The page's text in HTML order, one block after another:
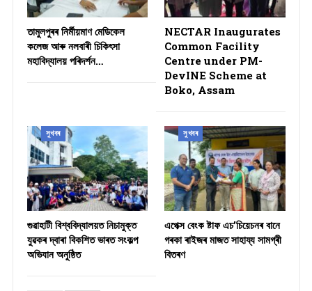
তামুলপুৰৰ নিৰ্মীয়মাণ মেডিকেল
কলেজ আৰু নলবাৰী চিকিৎসা
মহাবিদ্যালয় পৰিদৰ্শন…
NECTAR Inaugurates
Common Facility
Centre under PM-
DevINE Scheme at
Boko, Assam
সুখবৰ
গুৱাহাটী বিশ্ববিদ্যালয়ত নিচামুক্ত
যুৱকৰ দ্বাৰা বিকশিত ভাৰত সংকল্প
অভিযান অনুষ্ঠিত
সুখবৰ
​এপেক্স বেংক ষ্টাফ এচ’চিয়েচনৰ বানে
গৰকা ৰাইজৰ মাজত সাহায্য সামগ্ৰী
বিতৰণ ​